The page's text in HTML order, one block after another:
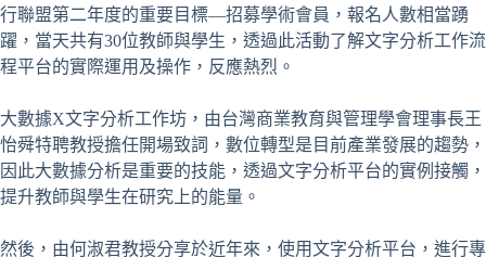
行聯盟第二年度的重要目標—招募學術會員，報名人數相當踴
躍，當天共有30位教師與學生，透過此活動了解文字分析工作流
程平台的實際運用及操作，反應熱烈。
大數據X文字分析工作坊，由台灣商業教育與管理學會理事長王
怡舜特聘教授擔任開場致詞，數位轉型是目前產業發展的趨勢，
因此大數據分析是重要的技能，透過文字分析平台的實例接觸，
提升教師與學生在研究上的能量。
然後，由何淑君教授分享於近年來，使用文字分析平台，進行專